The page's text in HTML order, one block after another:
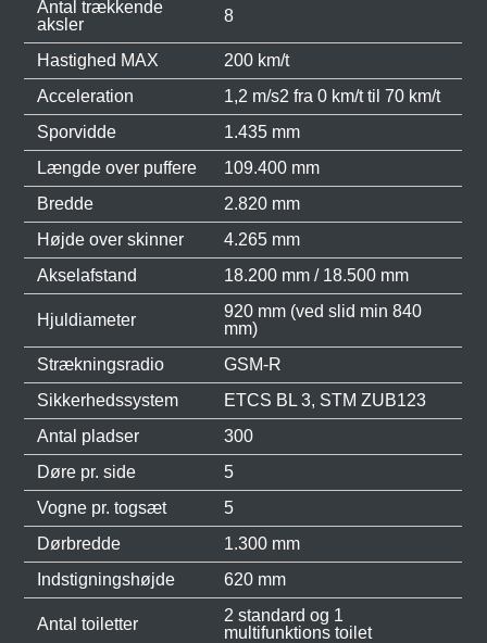
Antal trækkende
aksler
8
Hastighed MAX
200 km/t
Acceleration
1,2 m/s2 fra 0 km/t til 70 km/t
Sporvidde
1.435 mm
Længde over puffere
109.400 mm
Bredde
2.820 mm
Højde over skinner
4.265 mm
Akselafstand
18.200 mm / 18.500 mm
Hjuldiameter
920 mm (ved slid min 840
mm)
Strækningsradio
GSM-R
Sikkerhedssystem
ETCS BL 3, STM ZUB123
Antal pladser
300
Døre pr. side
5
Vogne pr. togsæt
5
Dørbredde
1.300 mm
Indstigningshøjde
620 mm
Antal toiletter
2 standard og 1
multifunktions toilet